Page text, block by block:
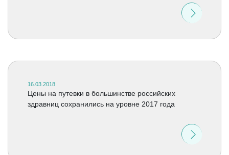
16.03.2018
Цены на путевки в большинстве российских
здравниц сохранились на уровне 2017 года